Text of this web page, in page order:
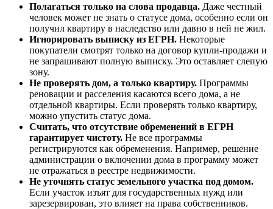
Полагаться только на слова продавца. Даже честный
человек может не знать о статусе дома, особенно если он
получил квартиру в наследство или давно в ней не жил.
Игнорировать выписку из ЕГРН. Некоторые
покупатели смотрят только на договор купли-продажи и
не запрашивают полную выписку. Это оставляет слепую
зону.
Не проверять дом, а только квартиру. Программы
реновации и расселения касаются всего дома, а не
отдельной квартиры. Если проверять только квартиру,
можно упустить статус дома.
Считать, что отсутствие обременений в ЕГРН
гарантирует чистоту. Не все программы
регистрируются как обременения. Например, решение
администрации о включении дома в программу может
не отражаться в реестре недвижимости.
Не уточнять статус земельного участка под домом.
Если участок изъят для государственных нужд или
зарезервирован, это влияет на права собственников.